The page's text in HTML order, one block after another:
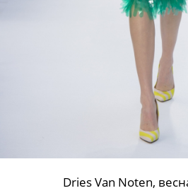
Dries Van Noten,